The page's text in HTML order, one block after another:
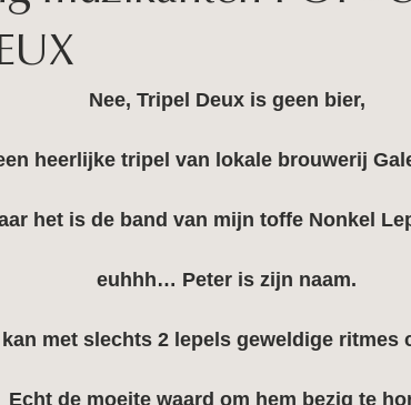
Nee, Tripel Deux is geen bier,
heerlijke tripel van lokale brouwerij
het is de band van mijn toffe Nonkel
euhhh… Peter is zijn naam.
met slechts 2 lepels geweldige ritmes
Echt de moeite waard om hem bezig te